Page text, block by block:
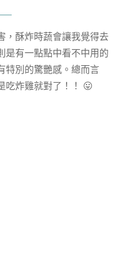
，酥炸時蔬會讓我覺得去
是有一點點中看不中用的
特別的驚艷感。總而言
吃炸雞就對了！！ 😛